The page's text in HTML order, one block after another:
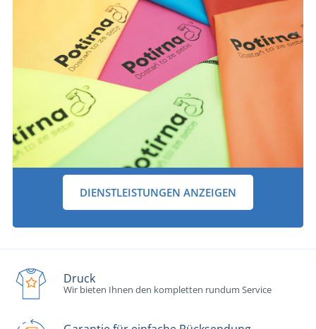
DIENSTLEISTUNGEN ANZEIGEN
Druck
Wir bieten Ihnen den kompletten rundum Service